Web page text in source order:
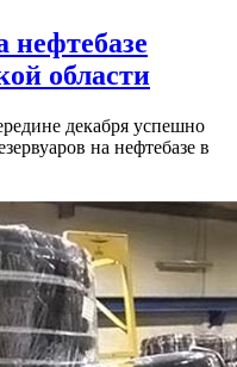
нефтебазе
области
декабря успешно
на нефтебазе в